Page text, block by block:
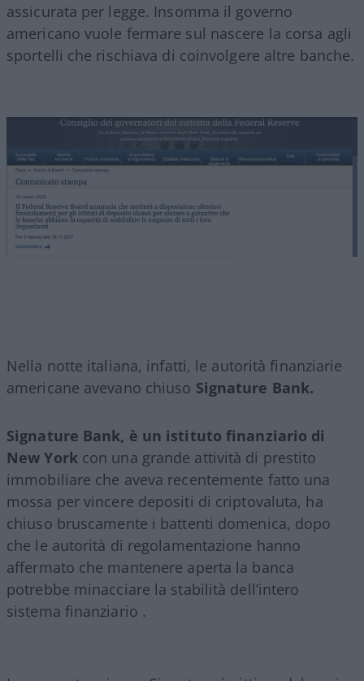
assicurata per legge. Insomma il governo
americano vuole fermare sul nascere la corsa agli
sportelli che rischiava di coinvolgere altre banche.
Nella notte italiana, infatti, le autorità finanziarie
americane avevano chiuso Signature Bank.
Signature Bank, è un istituto finanziario di
New Yorkcon una grande attività di prestito
immobiliare che aveva recentemente fatto una
mossa per vincere depositi di criptovaluta, ha
chiuso bruscamente i battenti domenica, dopo
che le autorità di regolamentazione hanno
affermato che mantenere aperta la banca
potrebbe minacciare la stabilità dell’intero
sistema finanziario .